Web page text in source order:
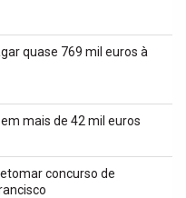
quase 769 mil euros à
mais de 42 mil euros
concurso de